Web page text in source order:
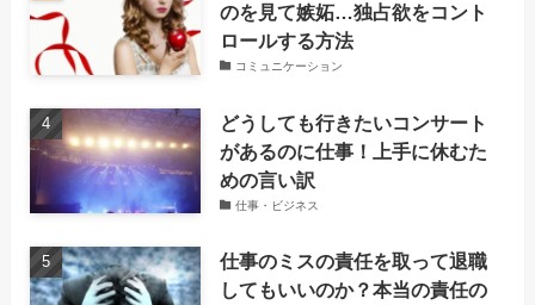
のを見て嫉妬…独占欲をコント
ロールする方法
コミュニケーション
どうしても行きたいコンサート
があるのに仕事！上手に休むた
めの言い訳
仕事・ビジネス
仕事のミスの責任を取って退職
してもいいのか？本当の責任の